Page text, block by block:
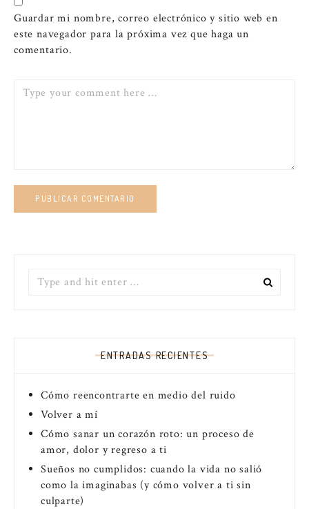
Guardar mi nombre, correo electrónico y sitio web en
este navegador para la próxima vez que haga un
comentario.
Comment
ENTRADAS RECIENTES
Cómo reencontrarte en medio del ruido
Volver a mí
Cómo sanar un corazón roto: un proceso de
amor, dolor y regreso a ti
Sueños no cumplidos: cuando la vida no salió
como la imaginabas (y cómo volver a ti sin
culparte)